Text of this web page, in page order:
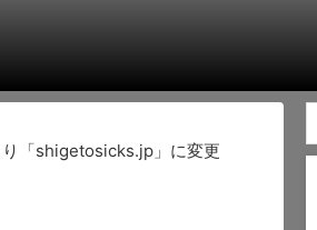
り「shigetosicks.jp」に変更